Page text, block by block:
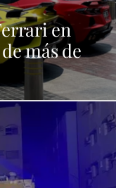
en
más de